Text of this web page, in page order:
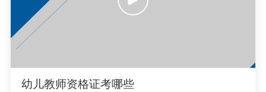
幼儿教师资格证考哪些